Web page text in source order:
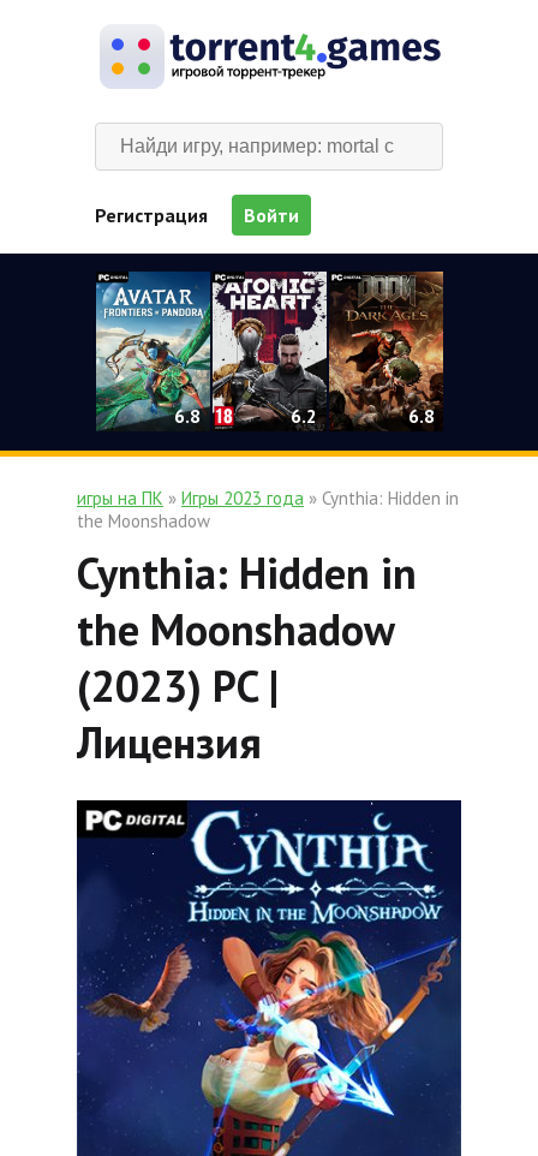
Регистрация Войти
6.8 6.2 6.8
игры на ПК » Игры 2023 года » Cynthia: Hidden in
the Moonshadow
Cynthia: Hidden in
the Moonshadow
(2023) PC |
Лицензия